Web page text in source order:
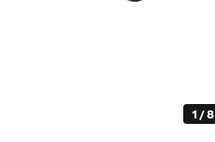
1 / 8